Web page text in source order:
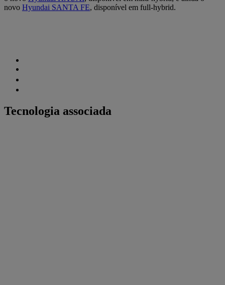
novo Hyundai SANTA FE, disponível em full-hybrid.
Tecnologia associada